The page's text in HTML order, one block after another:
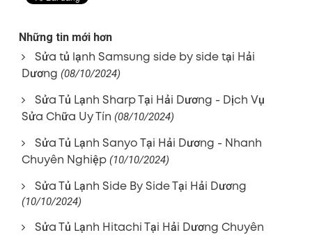
Những tin mới hơn
Sửa tủ lạnh Samsung side by side tại Hải
Dương (08/10/2024)
Sửa Tủ Lạnh Sharp Tại Hải Dương - Dịch Vụ
Sửa Chữa Uy Tín (08/10/2024)
Sửa Tủ Lạnh Sanyo Tại Hải Dương - Nhanh
Chuyên Nghiệp (10/10/2024)
Sửa Tủ Lạnh Side By Side Tại Hải Dương
(10/10/2024)
Sửa Tủ Lạnh Hitachi Tại Hải Dương Chuyên